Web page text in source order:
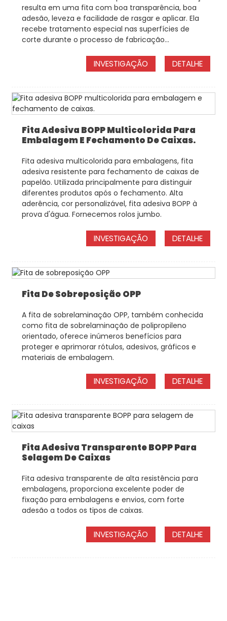
resulta em uma fita com boa transparência, boa
adesão, leveza e facilidade de rasgar e aplicar. Ela
recebe tratamento especial nas superfícies de
corte durante o processo de fabricação...
INVESTIGAÇÃO DETALHE
Fita Adesiva BOPP Multicolorida Para
Embalagem E Fechamento De Caixas.
Fita adesiva multicolorida para embalagens, fita
adesiva resistente para fechamento de caixas de
papelão. Utilizada principalmente para distinguir
diferentes produtos após o fechamento. Alta
aderência, cor personalizável, fita adesiva BOPP à
prova d'água. Fornecemos rolos jumbo.
INVESTIGAÇÃO DETALHE
Fita De Sobreposição OPP
A fita de sobrelaminação OPP, também conhecida
como fita de sobrelaminação de polipropileno
orientado, oferece inúmeros benefícios para
proteger e aprimorar rótulos, adesivos, gráficos e
materiais de embalagem.
INVESTIGAÇÃO DETALHE
Fita Adesiva Transparente BOPP Para
Selagem De Caixas
Fita adesiva transparente de alta resistência para
embalagens, proporciona excelente poder de
fixação para embalagens e envios, com forte
adesão a todos os tipos de caixas.
INVESTIGAÇÃO DETALHE